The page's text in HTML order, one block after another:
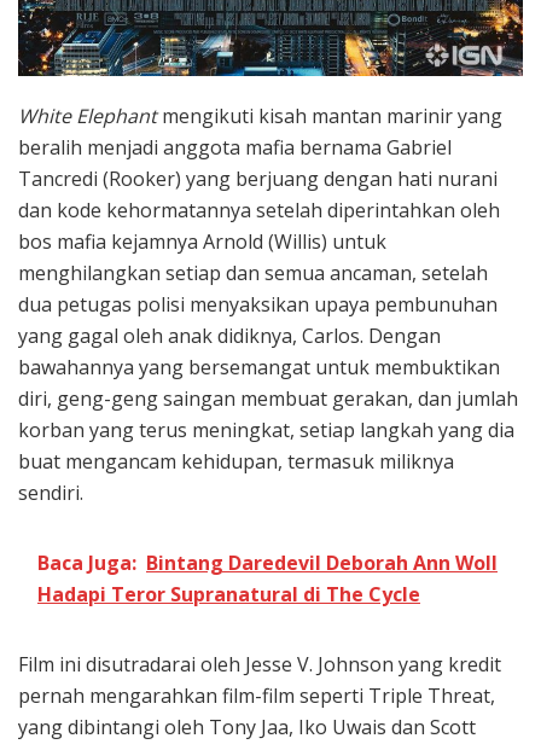
White Elephantmengikuti kisah mantan marinir yang
beralih menjadi anggota mafia bernama Gabriel
Tancredi (Rooker) yang berjuang dengan hati nurani
dan kode kehormatannya setelah diperintahkan oleh
bos mafia kejamnya Arnold (Willis) untuk
menghilangkan setiap dan semua ancaman, setelah
dua petugas polisi menyaksikan upaya pembunuhan
yang gagal oleh anak didiknya, Carlos. Dengan
bawahannya yang bersemangat untuk membuktikan
diri, geng-geng saingan membuat gerakan, dan jumlah
korban yang terus meningkat, setiap langkah yang dia
buat mengancam kehidupan, termasuk miliknya
sendiri.
Baca Juga: Bintang Daredevil Deborah Ann Woll
Hadapi Teror Supranatural di The Cycle
Film ini disutradarai oleh Jesse V. Johnson yang kredit
pernah mengarahkan film-film seperti Triple Threat,
yang dibintangi oleh Tony Jaa, Iko Uwais dan Scott